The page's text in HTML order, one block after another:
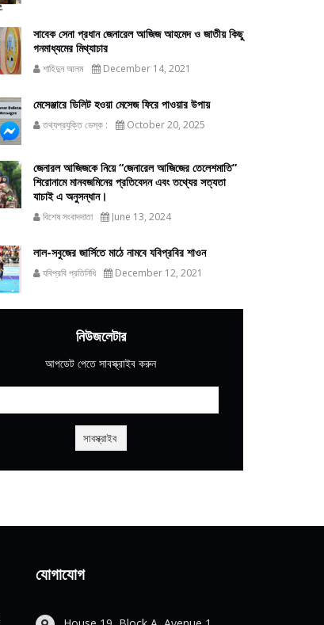
সাবেক সেনা প্রধান জেনারেল আজিজ আহমেদ ও জাতীয় কিছু
গনমাধ্যমের মিথ্যাচার
শাহিদুন আলম December 14, 2021
মেসেঞ্জারে ডিলিট হওয়া মেসেজ ফিরে পাওয়ার উপায়
তথ্যপ্রযুক্তি ডেস্ক : October 20, 2025
জেনারল আজিজকে নিয়ে “জেনারেল আজিজের তেলেশমাতি”
শিরোনামে মানবজমিনের প্রতিবেদন এবং তথ্যের সত্যতা
যাচাই এ অনুসন্ধান।
বিশেষ সংবাদদাতা June 13, 2024
লাল-সবুজের জার্সিতে মাঠে নামবে যবিপ্রবির শাওন
যবিপ্রবি প্রতিনিধি December 12, 2021
নিউজলেটার
আপডেট পেতে সাবস্ক্রাইব করুন
যোগাযোগ